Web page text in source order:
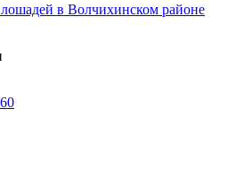
в Волчихинском районе